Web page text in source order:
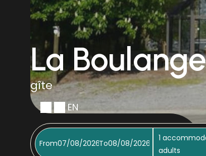
La
gîte
EN
From To
1
adults